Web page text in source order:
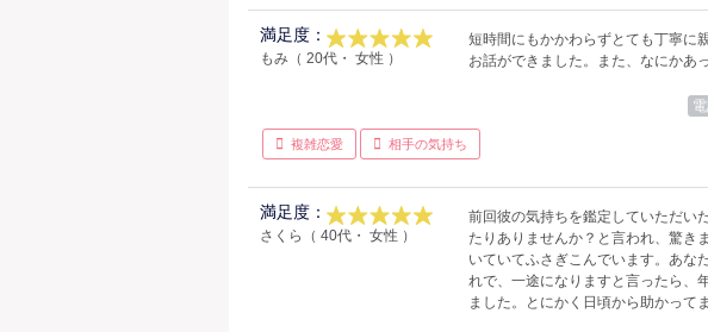
満足度：
もみ（ 20代・ 女性 ）
短時間にもかかわらずとても丁寧に
お話ができました。また、なにかあ
複雑恋愛 相手の気持ち
満足度：
さくら（ 40代・ 女性 ）
前回彼の気持ちを鑑定していただい
たりありませんか？と言われ、驚き
いていてふさぎこんでいます。あな
れで、一途になりますと言ったら、
ました。とにかく日頃から助かって